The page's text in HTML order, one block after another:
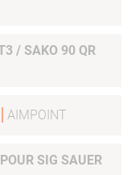
/ SAKO 90 QR
AIMPOINT
SIG SAUER